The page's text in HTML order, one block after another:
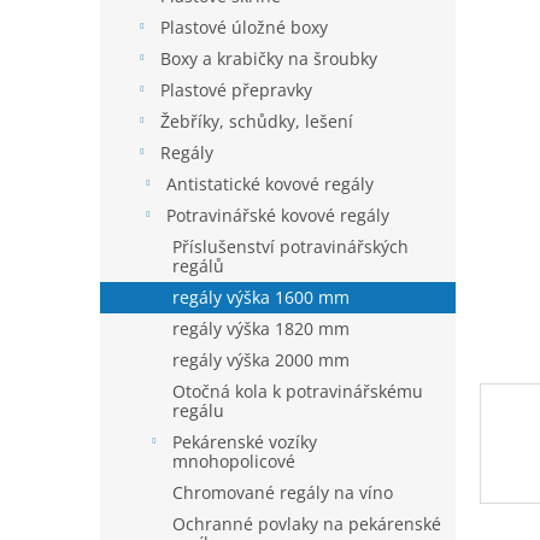
Plastové úložné boxy
Boxy a krabičky na šroubky
Plastové přepravky
Žebříky, schůdky, lešení
Regály
Antistatické kovové regály
Potravinářské kovové regály
Příslušenství potravinářských
regálů
regály výška 1600 mm
regály výška 1820 mm
regály výška 2000 mm
Otočná kola k potravinářskému
regálu
Pekárenské vozíky
mnohopolicové
Chromované regály na víno
Ochranné povlaky na pekárenské